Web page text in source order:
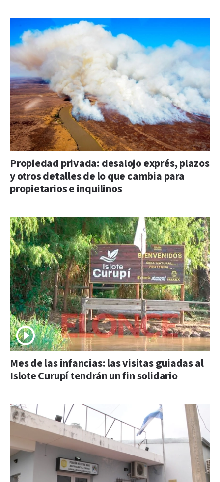
Propiedad privada: desalojo exprés, plazos
y otros detalles de lo que cambia para
propietarios e inquilinos
Mes de las infancias: las visitas guiadas al
Islote Curupí tendrán un fin solidario